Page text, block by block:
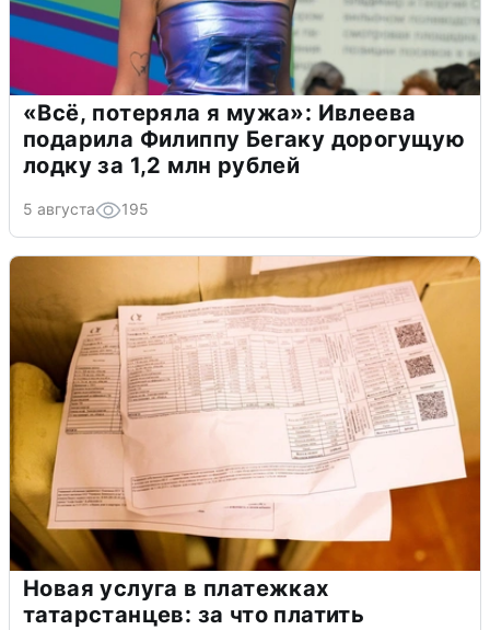
«Всё, потеряла я мужа»: Ивлеева
подарила Филиппу Бегаку дорогущую
лодку за 1,2 млн рублей
5 августа 195
Новая услуга в платежках
татарстанцев: за что платить